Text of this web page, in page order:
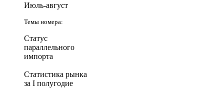
Июль-август
Темы номера:
Статус
параллельного
импорта
Статистика рынка
за I полугодие